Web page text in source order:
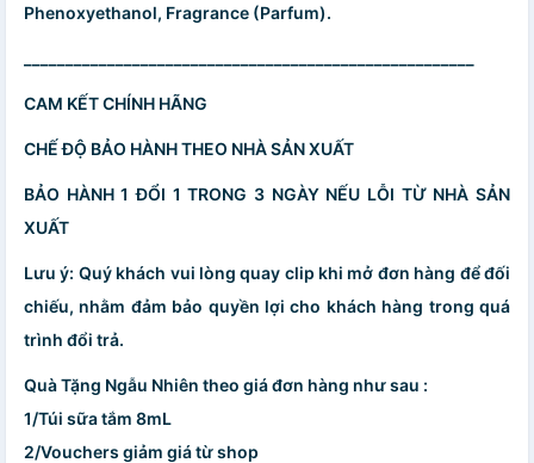
Phenoxyethanol, Fragrance (Parfum).
CAM KẾT CHÍNH HÃNG
CHẾ ĐỘ BẢO HÀNH THEO NHÀ SẢN XUẤT
BẢO HÀNH 1 ĐỔI 1 TRONG 3 NGÀY NẾU LỖI TỪ NHÀ SẢN
XUẤT
Lưu ý: Quý khách vui lòng quay clip khi mở đơn hàng để đối
chiếu, nhằm đảm bảo quyền lợi cho khách hàng trong quá
trình đổi trả.
Quà Tặng Ngẫu Nhiên theo giá đơn hàng như sau :
1/Túi sữa tắm 8mL
2/Vouchers giảm giá từ shop